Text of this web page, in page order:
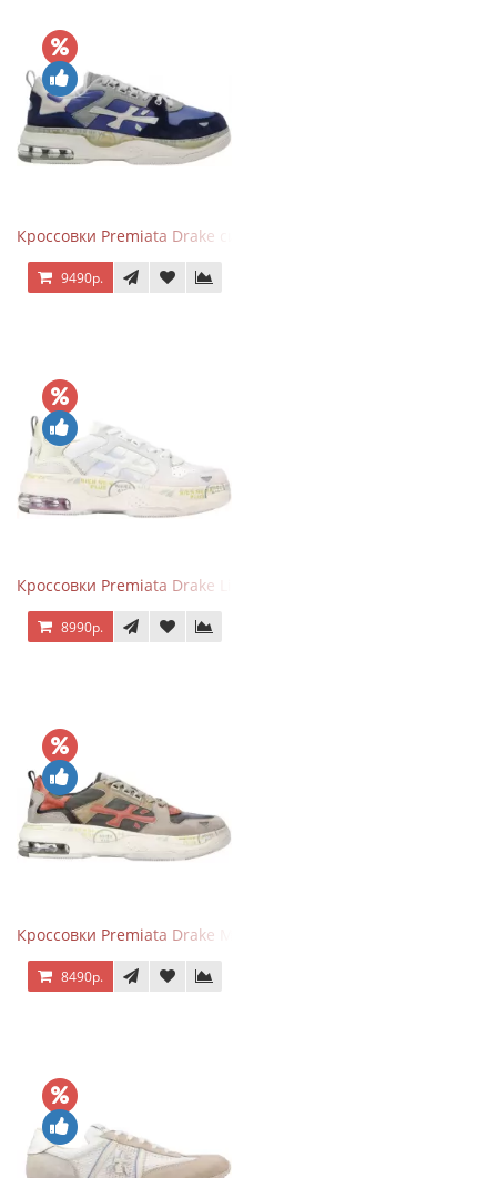
Кроссовки Premiata Drake синие с серым
9490р.
Кроссовки Premiata Drake Light Beige Silver
8990р.
Кроссовки Premiata Drake Multi
8490р.